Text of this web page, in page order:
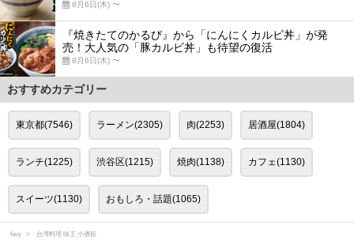
8月6日(木) 〜
『焼きたてのかるび』から「にんにくカルビ丼」が発
売！大人気の「豚カルビ丼」も待望の復活
8月6日(木) 〜
おすすめカテゴリー
東京都(7546) ラーメン(2305) 肉(2253) 居酒屋(1804)
ランチ(1225) 渋谷区(1215) 焼肉(1138) カフェ(1130)
スイーツ(1130) おもしろ・話題(1065)
favy 台湾料理 味王 小酒舘